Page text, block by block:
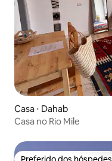
Casa ⋅ Dahab
Casa no Rio Mile